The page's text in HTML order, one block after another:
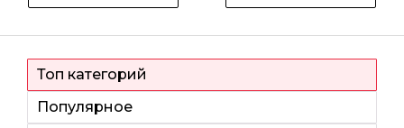
Топ категорий
Популярное